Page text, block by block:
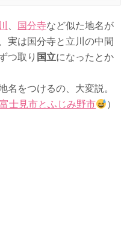
、 国分寺など似た地名が
実は国分寺と立川の中間
つ取り 国立になったとか
名をつけるの、大変説。
富士見市とふじみ野市 ）